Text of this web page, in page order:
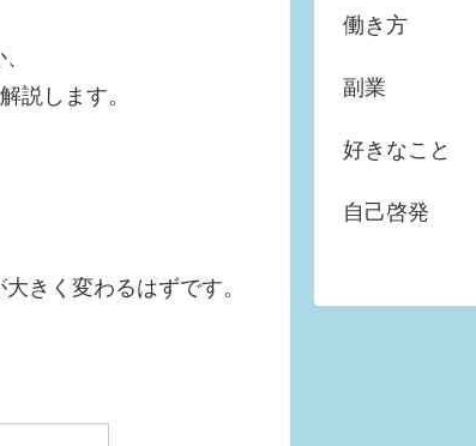
説します。
きく変わるはずです。
働き方
副業
好きなこと
自己啓発